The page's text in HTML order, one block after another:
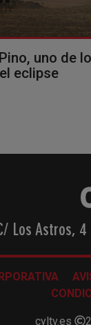
uno de
eclipse
Los Astros,
cyltv.es